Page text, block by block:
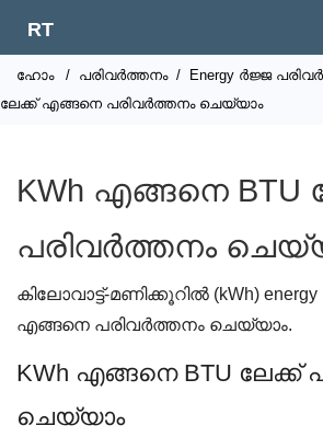
RT
ഹോം / പരിവർത്തനം / Energy ർജ്ജ
ലേക്ക് എങ്ങനെ പരിവർത്തനം ചെയ്യാം
KWh എങ്ങനെ BTU
പരിവർത്തനം
കിലോവാട്ട്-മണിക്കൂറിൽ (kWh)
എങ്ങനെ പരിവർത്തനം ചെയ്യാം.
KWh എങ്ങനെ BTU ലേക്ക്
ചെയ്യാം